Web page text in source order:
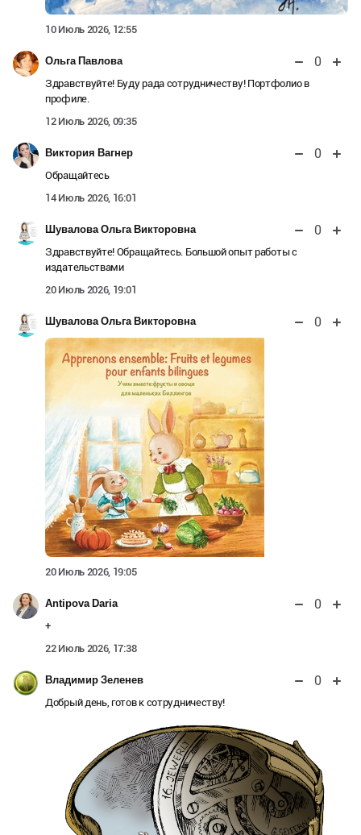
10 Июль 2026, 12:55
Ольга Павлова 0
Здравствуйте! Буду рада сотрудничеству! Портфолио в
профиле.
12 Июль 2026, 09:35
Виктория Вагнер 0
Обращайтесь
14 Июль 2026, 16:01
Шувалова Ольга Викторовна 0
Здравствуйте! Обращайтесь. Большой опыт работы с
издательствами
20 Июль 2026, 19:01
Шувалова Ольга Викторовна 0
20 Июль 2026, 19:05
Antipova Daria 0
+
22 Июль 2026, 17:38
Владимир Зеленев 0
Добрый день, готов к сотрудничеству!